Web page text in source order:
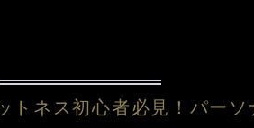
トネス初心者必見！パー